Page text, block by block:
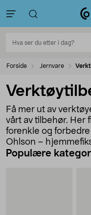
Forside Jernvare
Få mer ut av
vårt av tilbehør. Her
forenkle og
Ohlson –
Populære